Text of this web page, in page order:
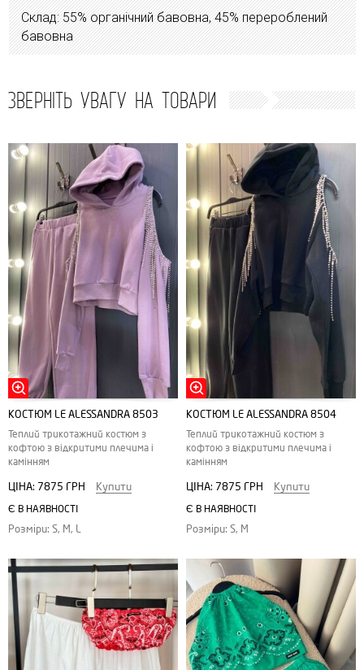
Склад: 55% органічний бавовна, 45% перероблений
бавовна
ЗВЕРНІТЬ УВАГУ НА ТОВАРИ
КОСТЮМ LE ALESSANDRA 8503
Теплий трикотажний костюм з
кофтою з відкритими плечима і
камінням
ЦІНА: 7875 ГРН Купити
Є В НАЯВНОСТІ
Розміри: S, M, L
КОСТЮМ LE ALESSANDRA 8504
Теплий трикотажний костюм з
кофтою з відкритими плечима і
камінням
ЦІНА: 7875 ГРН Купити
Є В НАЯВНОСТІ
Розміри: S, M